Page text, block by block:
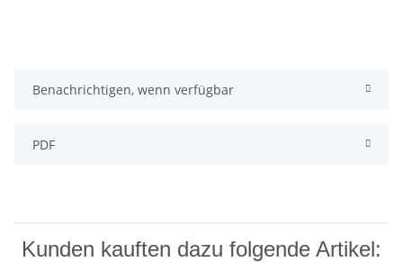
Benachrichtigen, wenn verfügbar
PDF
Kunden kauften dazu folgende Artikel: